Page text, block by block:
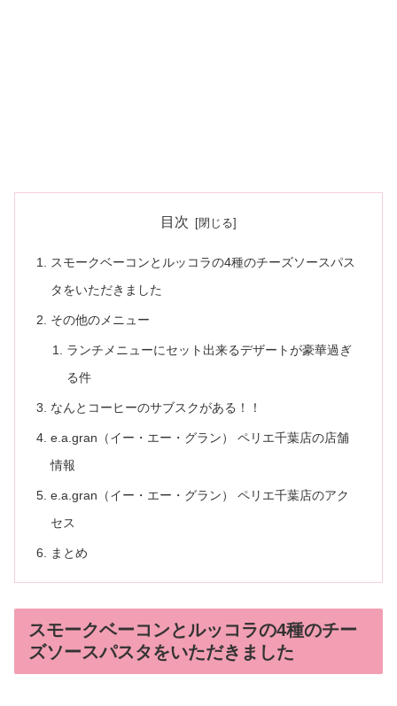
目次
スモークベーコンとルッコラの4種のチーズソースパス
タをいただきました
その他のメニュー
ランチメニューにセット出来るデザートが豪華過ぎ
る件
なんとコーヒーのサブスクがある！！
e.a.gran（イー・エー・グラン） ペリエ千葉店の店舗
情報
e.a.gran（イー・エー・グラン） ペリエ千葉店のアク
セス
まとめ
スモークベーコンとルッコラの4種のチー
ズソースパスタをいただきました